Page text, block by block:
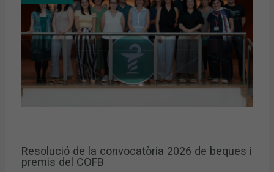
Resolució de la convocatòria 2026 de beques i
premis del COFB